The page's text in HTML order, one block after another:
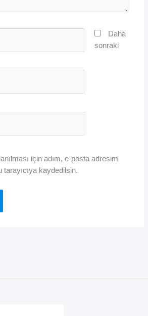
Daha
sonraki
için adım, e-posta adresim
kaydedilsin.